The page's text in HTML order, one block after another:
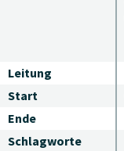
Leitung
Start
Ende
Schlagworte